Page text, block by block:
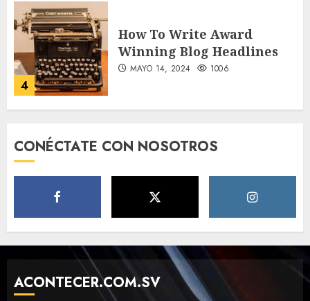
5
How Many of These Italian
Foods Have You Tried?
MAYO 14, 2024 812
Classic Cars in a Retro
The full story of
Thailand’s extraordinary
cave rescue
MAYO 14, 2024 1009
CONÉCTATE CON NOSOTROS
ACONTECER.COM.SV